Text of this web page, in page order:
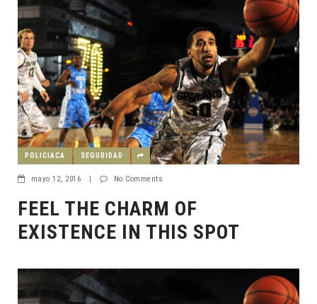
POLICIACA SEGURIDAD
mayo 12, 2016 | No Comments
FEEL THE CHARM OF
EXISTENCE IN THIS SPOT